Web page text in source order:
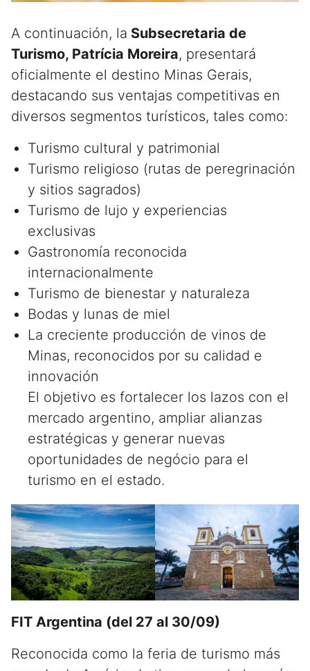
A continuación, la Subsecretaria de
Turismo, Patrícia Moreira, presentará
oficialmente el destino Minas Gerais,
destacando sus ventajas competitivas en
diversos segmentos turísticos, tales como:
Turismo cultural y patrimonial
Turismo religioso (rutas de peregrinación
y sitios sagrados)
Turismo de lujo y experiencias
exclusivas
Gastronomía reconocida
internacionalmente
Turismo de bienestar y naturaleza
Bodas y lunas de miel
La creciente producción de vinos de
Minas, reconocidos por su calidad e
innovación
El objetivo es fortalecer los lazos con el
mercado argentino, ampliar alianzas
estratégicas y generar nuevas
oportunidades de negócio para el
turismo en el estado.
FIT Argentina (del 27 al 30/09)
Reconocida como la feria de turismo más